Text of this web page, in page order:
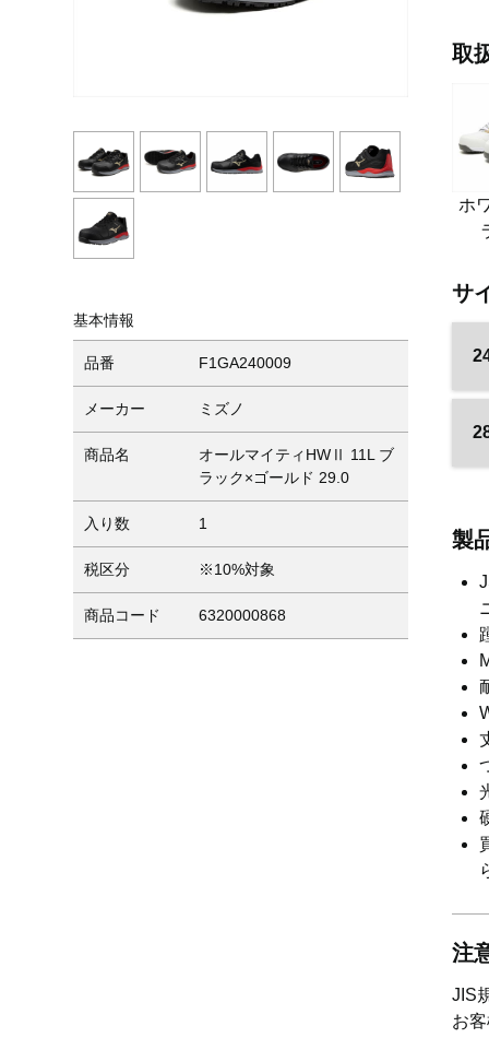
基本情報
品番 F1GA240009
メーカー ミズノ
商品名
オールマイティHWⅡ 11L ブ
ラック×ゴールド 29.0
入り数 1
税区分 ※10%対象
商品コード 6320000868
取
ホ
サ
製
注
JIS
お